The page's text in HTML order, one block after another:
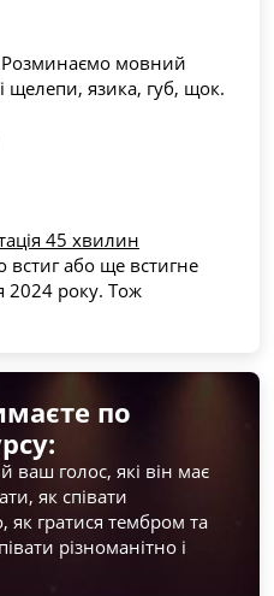
Розминаємо мовний
щелепи, язика, губ, щок.
45 хвилин
встиг або ще встигне
2024 року. Тож
по
ваш голос, які він має
як співати
як гратися тембром та
різноманітно і